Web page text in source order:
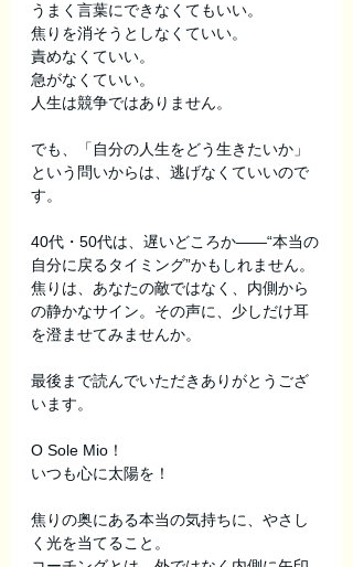
うまく言葉にできなくてもいい。
焦りを消そうとしなくていい。
責めなくていい。
急がなくていい。
人生は競争ではありません。
でも、「自分の人生をどう生きたいか」
という問いからは、逃げなくていいので
す。
40代・50代は、遅いどころか――“本当の
自分に戻るタイミング”かもしれません。
焦りは、あなたの敵ではなく、内側から
の静かなサイン。その声に、少しだけ耳
を澄ませてみませんか。
最後まで読んでいただきありがとうござ
います。
O Sole Mio！
いつも心に太陽を！
焦りの奥にある本当の気持ちに、やさし
く光を当てること。